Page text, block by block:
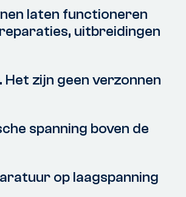
laten functioneren
uitbreidingen
zijn geen verzonnen
spanning boven de
op laagspanning